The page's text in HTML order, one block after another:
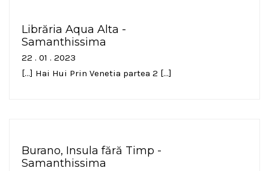
Librăria Aqua Alta -
Samanthissima
22 . 01 . 2023
[…] Hai Hui Prin Venetia partea 2 […]
Burano, Insula fără Timp -
Samanthissima